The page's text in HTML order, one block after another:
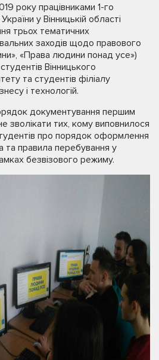
року працівниками 1-го
у Вінницькій області
трьох тематичних
заходів щодо правового
«Права людини понад усе»)
Вінницького
та студентів філіалу
і технологій.
документування першим
зволікати тих, кому виповнилося
про порядок оформлення
та правила перебування у
безвізового режиму.